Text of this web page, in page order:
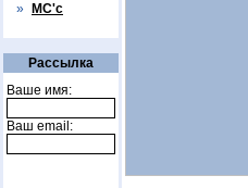
»
МС'с
Рассылка
Ваше имя:
Ваш email: